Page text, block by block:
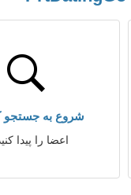
شروع به جستجو
اعضا را پیدا